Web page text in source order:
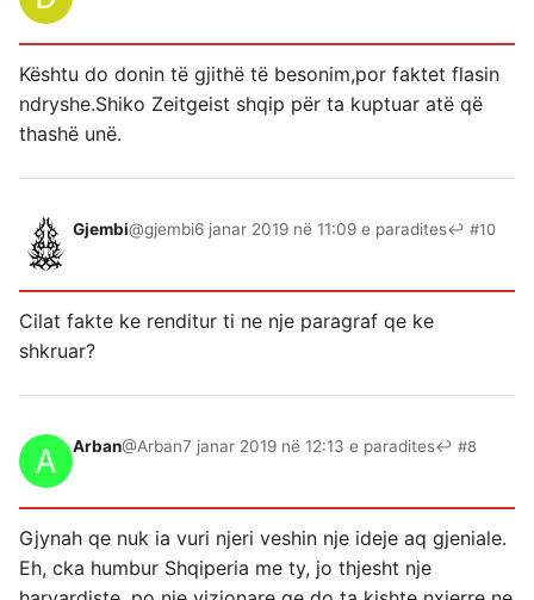
Kështu do donin të gjithë të besonim,por faktet flasin
ndryshe.Shiko Zeitgeist shqip për ta kuptuar atë që
thashë unë.
Gjembi@gjembi6 janar 2019 në 11:09 e paradites↩ #10
Cilat fakte ke renditur ti ne nje paragraf qe ke
shkruar?
Arban@Arban7 janar 2019 në 12:13 e paradites↩ #8
Gjynah qe nuk ia vuri njeri veshin nje ideje aq gjeniale.
Eh, cka humbur Shqiperia me ty, jo thjesht nje